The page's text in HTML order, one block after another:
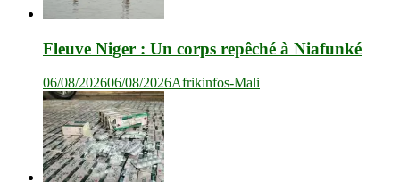
Fleuve Niger : Un corps repêché à Niafunké
06/08/202606/08/2026Afrikinfos-Mali